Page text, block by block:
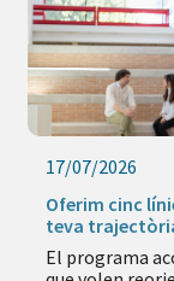
17/07/2026
Oferim cinc
teva
El programa